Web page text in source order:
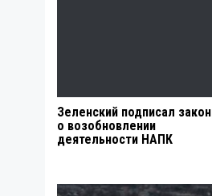
Зеленский подписал закон
о возобновлении
деятельности НАПК